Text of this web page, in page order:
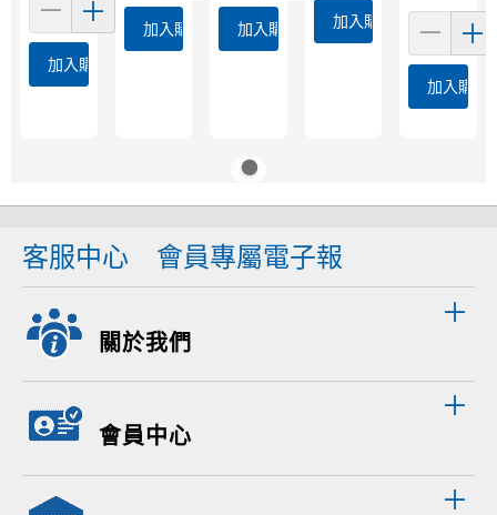
加入購物車
加入購物車 加入購物車 加入購物車
加入購物
客服中心 會員專屬電子報
關於我們
會員中心